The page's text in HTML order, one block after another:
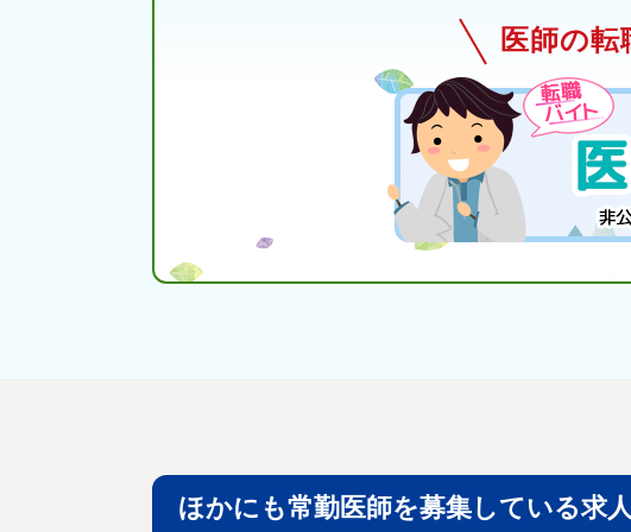
医師の
ほかにも常勤医師を募集している求